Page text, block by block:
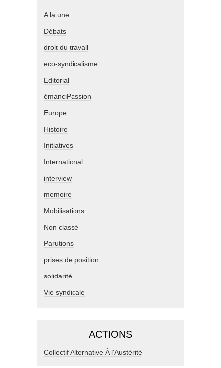
A la une
Débats
droit du travail
eco-syndicalisme
Editorial
émanciPassion
Europe
Histoire
Initiatives
International
interview
memoire
Mobilisations
Non classé
Parutions
prises de position
solidarité
Vie syndicale
ACTIONS
Collectif Alternative À l'Austérité